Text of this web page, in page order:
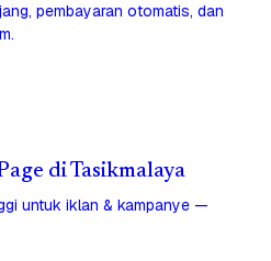
pembayaran otomatis, dan
di Tasikmalaya
untuk iklan & kampanye —